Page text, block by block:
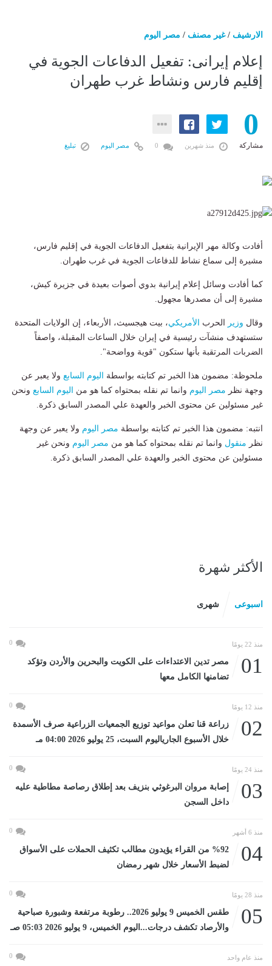
الارشيف /غير مصنف / مصر اليوم
إعلام إيرانى: تفعيل الدفاعات الجوية في
إقليم فارس ونشاط غرب طهران
0
مشاركة منذ شهرين مصر اليوم تبليغ
أفادت وكالة مهر الإيرانية بتفعيل الدفاعات الجوية في إقليم فارس،
مشيرة إلى سماع نشاط للدفاعات الجوية في غرب طهران.
كما أفادت وسائل إعلام إيرانية بدوي أصوات بعيدة في جزيرة كيش،
مشيرة إلى أن مصدرها مجهول.
وقال وزير الحرب الأمريكي، بيت هيجسيث، الأربعاء، إن الولايات المتحدة
ستستهدف منشآت رئيسية في إيران خلال الساعات المقبلة، واصفاً
الضربات المرتقبة بأنها ستكون "قوية وواضحة".
ملحوظة: مضمون هذا الخبر تم كتابته بواسطة اليوم السابع ولا يعبر عن
وجهة نظر مصر اليوم وانما تم نقله بمحتواه كما هو من اليوم السابع ونحن
غير مسئولين عن محتوى الخبر والعهدة علي المصدر السابق ذكرة.
انتبه: مضمون هذا الخبر تم كتابته بواسطة مصر اليوم ولا يعبر عن وجهة
نظر منقول وانما تم نقله بمحتواه كما هو من مصر اليوم ونحن غير
مسئولين عن محتوى الخبر والعهدة علي المصدر السابق ذكرة.
الأكثر شهرة
اسبوعى شهرى
منذ 22 يومًا 0
01
مصر تدين الاعتداءات على الكويت والبحرين والأردن وتؤكد
تضامنها الكامل معها
منذ 12 يومًا 0
02
زراعة قنا تعلن مواعيد توزيع الجمعيات الزراعية صرف الأسمدة
خلال الأسبوع الجارياليوم السبت، 25 يوليو 2026 04:00 مـ
منذ 24 يومًا 0
03
إصابة مروان البرغوثي بنزيف بعد إطلاق رصاصة مطاطية عليه
داخل السجن
منذ 6 أشهر 0
04
%92 من القراء يؤيدون مطالب تكثيف الحملات على الأسواق
لضبط الأسعار خلال شهر رمضان
منذ 28 يومًا 0
05
طقس الخميس 9 يوليو 2026.. رطوبة مرتفعة وشبورة صباحية
والأرصاد تكشف درجات...اليوم الخميس، 9 يوليو 2026 05:03 صـ
منذ عام واحد 0